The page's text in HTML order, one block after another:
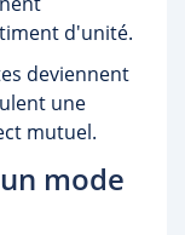
d'unité.
deviennent
une
mutuel.
mode